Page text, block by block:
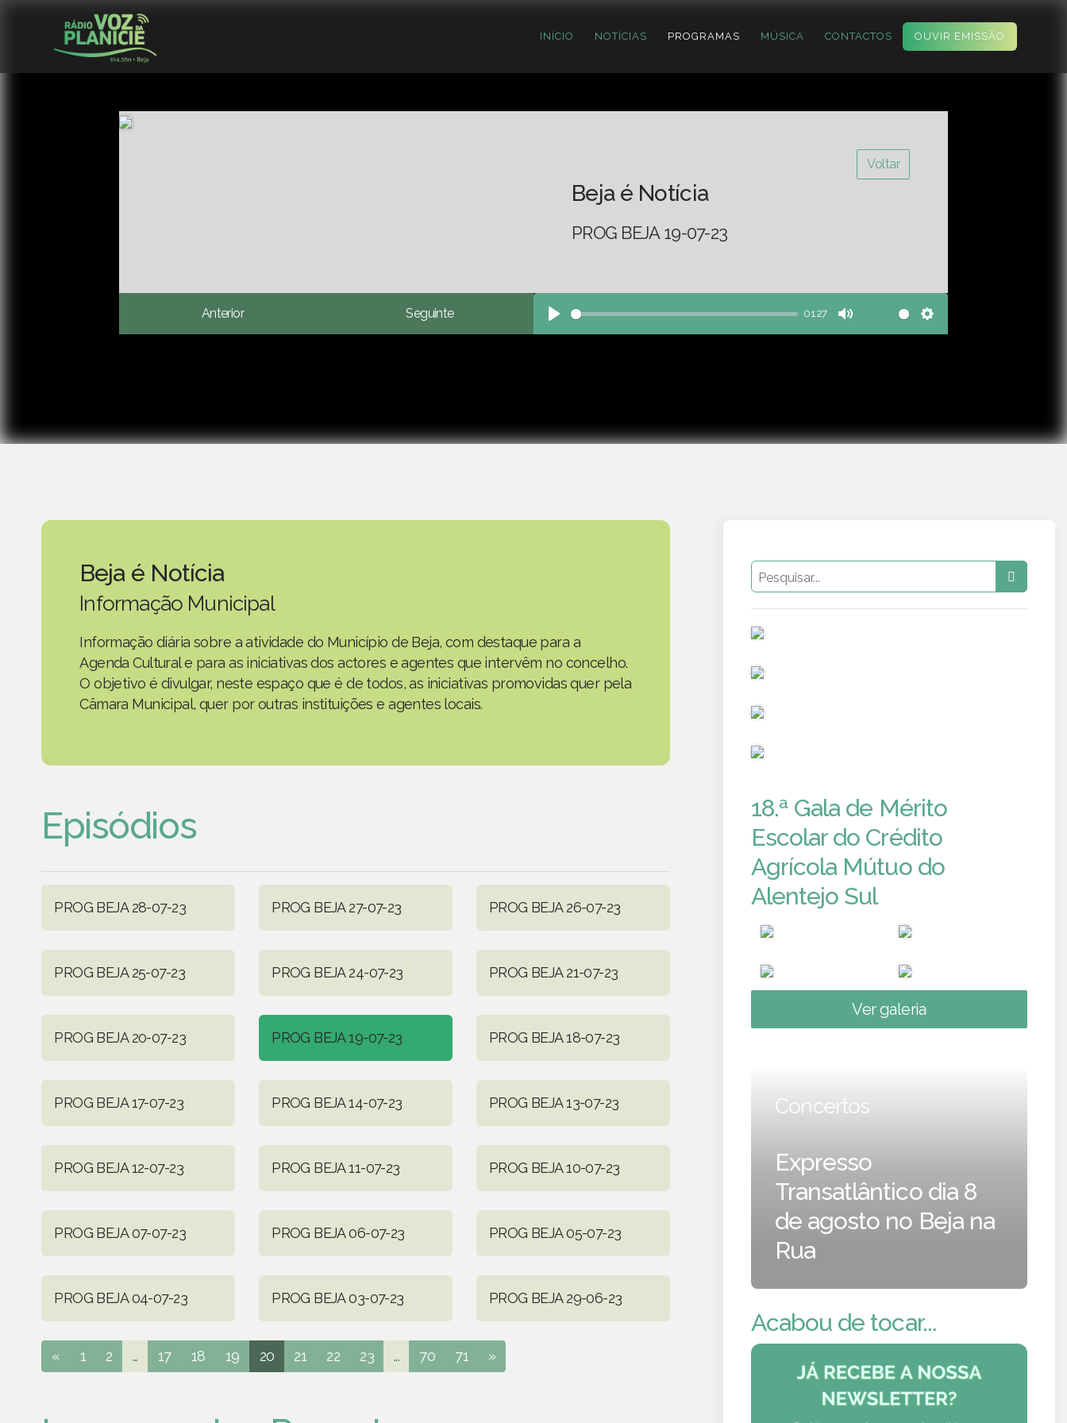
INÍCIO NOTÍCIAS PROGRAMAS MÚSICA CONTACTOS OUVIR EMISSÃO
Voltar
Beja é Notícia
PROG BEJA 19-07-23
Anterior Seguinte
Play
01:27
Mute Settings
Beja é Notícia
Informação Municipal
Informação diária sobre a atividade do Município de Beja, com destaque para a
Agenda Cultural e para as iniciativas dos actores e agentes que intervêm no concelho.
O objetivo é divulgar, neste espaço que é de todos, as iniciativas promovidas quer pela
Câmara Municipal, quer por outras instituições e agentes locais.
Episódios
PROG BEJA 28-07-23 PROG BEJA 27-07-23 PROG BEJA 26-07-23
PROG BEJA 25-07-23 PROG BEJA 24-07-23 PROG BEJA 21-07-23
PROG BEJA 20-07-23 PROG BEJA 19-07-23 PROG BEJA 18-07-23
PROG BEJA 17-07-23 PROG BEJA 14-07-23 PROG BEJA 13-07-23
PROG BEJA 12-07-23 PROG BEJA 11-07-23 PROG BEJA 10-07-23
PROG BEJA 07-07-23 PROG BEJA 06-07-23 PROG BEJA 05-07-23
PROG BEJA 04-07-23 PROG BEJA 03-07-23 PROG BEJA 29-06-23
« 1 2 ... 17 18 19 20 21 22 23 ... 70 71 »
18.ª Gala de Mérito
Escolar do Crédito
Agrícola Mútuo do
Alentejo Sul
Ver galeria
Concertos
Expresso
Transatlântico dia 8
de agosto no Beja na
Rua
Acabou de tocar...